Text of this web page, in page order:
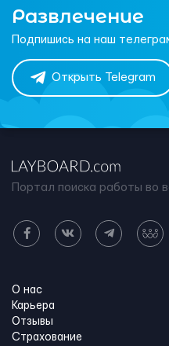
Развлечение
Подпишись на наш
Открыть Telegram
Портал поиска работы во
О нас
Карьера
Отзывы
Страхование